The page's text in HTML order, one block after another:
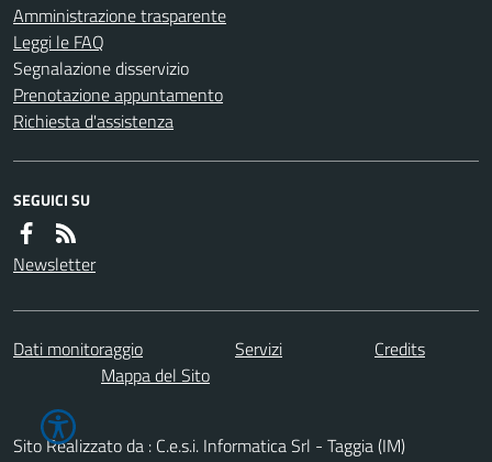
Amministrazione trasparente
Leggi le FAQ
Segnalazione disservizio
Prenotazione appuntamento
Richiesta d'assistenza
SEGUICI SU
Newsletter
Dati monitoraggio Servizi
Credits
Mappa del Sito
Sito Realizzato da : C.e.s.i. Informatica Srl - Taggia (IM)